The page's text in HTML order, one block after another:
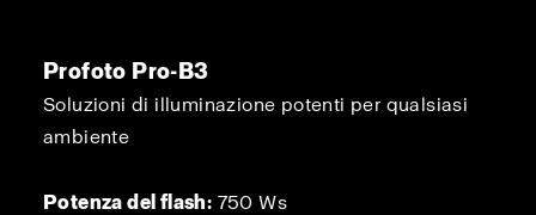
Profoto Pro-B3
Soluzioni di illuminazione potenti per qualsiasi
ambiente
Potenza del flash: 750 Ws